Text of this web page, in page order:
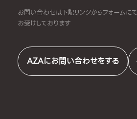
お問い合わせは下記リンクからフォームにて
お受けしております
AZAにお問い合わせをする